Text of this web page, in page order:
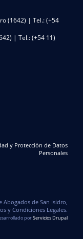
(1642) | Tel.: (+54
| Tel.: (+54 11)
y Protección de Datos
Personales
Abogados de San Isidro,
y Condiciones Legales.
porServicios Drupal